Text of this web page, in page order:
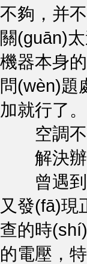
不夠，
關(guān)
機器本身的
問(wèn)題
加就行了。
空調不
解決辦
曾遇到過
又發(fā)現
查的時(shí)
的電壓